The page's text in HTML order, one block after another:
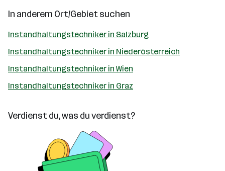
In anderem Ort/Gebiet suchen
Instandhaltungstechniker in Salzburg
Instandhaltungstechniker in Niederösterreich
Instandhaltungstechniker in Wien
Instandhaltungstechniker in Graz
Verdienst du, was du verdienst?